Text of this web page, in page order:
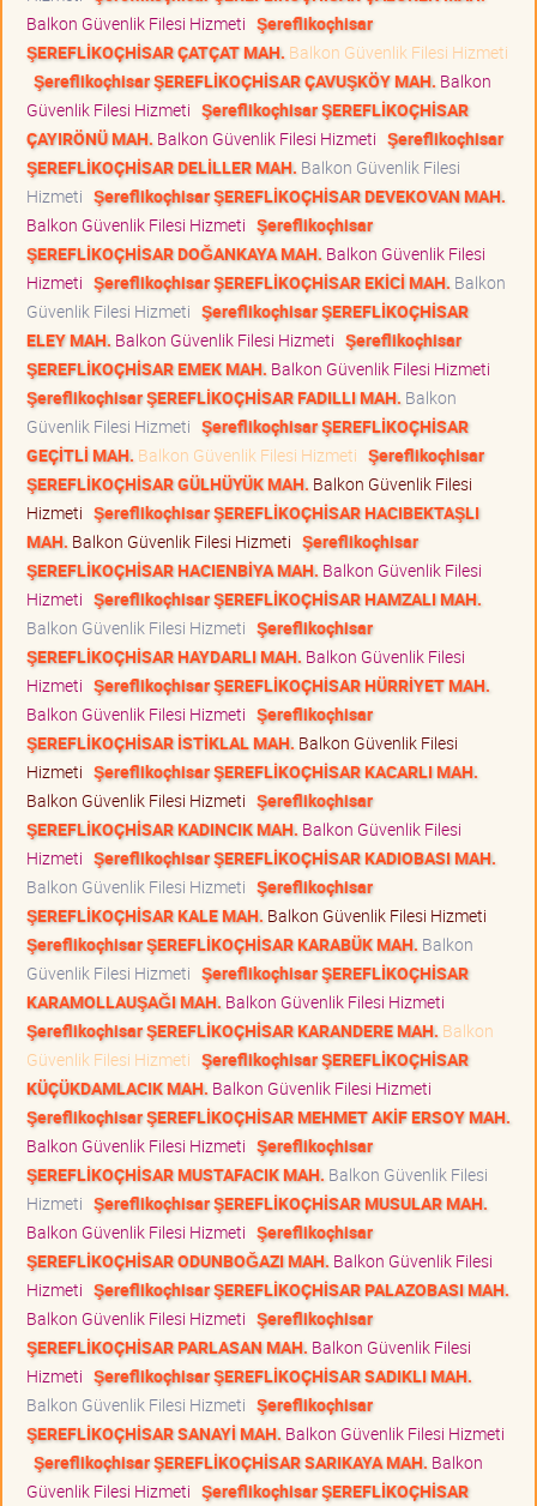
Balkon Güvenlik Filesi Hizmeti Şereflikoçhisar
ŞEREFLİKOÇHİSAR ÇATÇAT MAH. Balkon Güvenlik Filesi Hizmeti
Şereflikoçhisar ŞEREFLİKOÇHİSAR ÇAVUŞKÖY MAH. Balkon
Güvenlik Filesi Hizmeti Şereflikoçhisar ŞEREFLİKOÇHİSAR
ÇAYIRÖNÜ MAH. Balkon Güvenlik Filesi Hizmeti Şereflikoçhisar
ŞEREFLİKOÇHİSAR DELİLLER MAH. Balkon Güvenlik Filesi
Hizmeti Şereflikoçhisar ŞEREFLİKOÇHİSAR DEVEKOVAN MAH.
Balkon Güvenlik Filesi Hizmeti Şereflikoçhisar
ŞEREFLİKOÇHİSAR DOĞANKAYA MAH. Balkon Güvenlik Filesi
Hizmeti Şereflikoçhisar ŞEREFLİKOÇHİSAR EKİCİ MAH. Balkon
Güvenlik Filesi Hizmeti Şereflikoçhisar ŞEREFLİKOÇHİSAR
ELEY MAH. Balkon Güvenlik Filesi Hizmeti Şereflikoçhisar
ŞEREFLİKOÇHİSAR EMEK MAH. Balkon Güvenlik Filesi Hizmeti
Şereflikoçhisar ŞEREFLİKOÇHİSAR FADILLI MAH. Balkon
Güvenlik Filesi Hizmeti Şereflikoçhisar ŞEREFLİKOÇHİSAR
GEÇİTLİ MAH. Balkon Güvenlik Filesi Hizmeti Şereflikoçhisar
ŞEREFLİKOÇHİSAR GÜLHÜYÜK MAH. Balkon Güvenlik Filesi
Hizmeti Şereflikoçhisar ŞEREFLİKOÇHİSAR HACIBEKTAŞLI
MAH. Balkon Güvenlik Filesi Hizmeti Şereflikoçhisar
ŞEREFLİKOÇHİSAR HACIENBİYA MAH. Balkon Güvenlik Filesi
Hizmeti Şereflikoçhisar ŞEREFLİKOÇHİSAR HAMZALI MAH.
Balkon Güvenlik Filesi Hizmeti Şereflikoçhisar
ŞEREFLİKOÇHİSAR HAYDARLI MAH. Balkon Güvenlik Filesi
Hizmeti Şereflikoçhisar ŞEREFLİKOÇHİSAR HÜRRİYET MAH.
Balkon Güvenlik Filesi Hizmeti Şereflikoçhisar
ŞEREFLİKOÇHİSAR İSTİKLAL MAH. Balkon Güvenlik Filesi
Hizmeti Şereflikoçhisar ŞEREFLİKOÇHİSAR KACARLI MAH.
Balkon Güvenlik Filesi Hizmeti Şereflikoçhisar
ŞEREFLİKOÇHİSAR KADINCIK MAH. Balkon Güvenlik Filesi
Hizmeti Şereflikoçhisar ŞEREFLİKOÇHİSAR KADIOBASI MAH.
Balkon Güvenlik Filesi Hizmeti Şereflikoçhisar
ŞEREFLİKOÇHİSAR KALE MAH. Balkon Güvenlik Filesi Hizmeti
Şereflikoçhisar ŞEREFLİKOÇHİSAR KARABÜK MAH. Balkon
Güvenlik Filesi Hizmeti Şereflikoçhisar ŞEREFLİKOÇHİSAR
KARAMOLLAUŞAĞI MAH. Balkon Güvenlik Filesi Hizmeti
Şereflikoçhisar ŞEREFLİKOÇHİSAR KARANDERE MAH. Balkon
Güvenlik Filesi Hizmeti Şereflikoçhisar ŞEREFLİKOÇHİSAR
KÜÇÜKDAMLACIK MAH. Balkon Güvenlik Filesi Hizmeti
Şereflikoçhisar ŞEREFLİKOÇHİSAR MEHMET AKİF ERSOY MAH.
Balkon Güvenlik Filesi Hizmeti Şereflikoçhisar
ŞEREFLİKOÇHİSAR MUSTAFACIK MAH. Balkon Güvenlik Filesi
Hizmeti Şereflikoçhisar ŞEREFLİKOÇHİSAR MUSULAR MAH.
Balkon Güvenlik Filesi Hizmeti Şereflikoçhisar
ŞEREFLİKOÇHİSAR ODUNBOĞAZI MAH. Balkon Güvenlik Filesi
Hizmeti Şereflikoçhisar ŞEREFLİKOÇHİSAR PALAZOBASI MAH.
Balkon Güvenlik Filesi Hizmeti Şereflikoçhisar
ŞEREFLİKOÇHİSAR PARLASAN MAH. Balkon Güvenlik Filesi
Hizmeti Şereflikoçhisar ŞEREFLİKOÇHİSAR SADIKLI MAH.
Balkon Güvenlik Filesi Hizmeti Şereflikoçhisar
ŞEREFLİKOÇHİSAR SANAYİ MAH. Balkon Güvenlik Filesi Hizmeti
Şereflikoçhisar ŞEREFLİKOÇHİSAR SARIKAYA MAH. Balkon
Güvenlik Filesi Hizmeti Şereflikoçhisar ŞEREFLİKOÇHİSAR